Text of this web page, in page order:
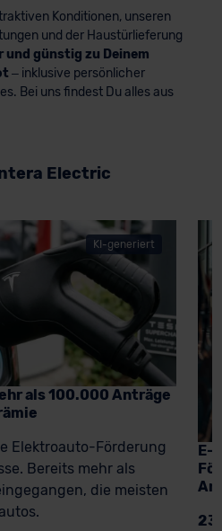
Konditionen, unseren
und der Haustürlieferung
und günstig zu Deinem
– inklusive persönlicher
Bei uns findest Du alles aus
Electric
KI-generiert
als 100.000 Anträge
Elektroauto-Förderung
Bereits mehr als
die meisten
E-